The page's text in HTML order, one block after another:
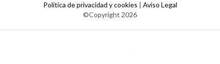
Política de privacidad y cookies | Aviso Legal
©Copyright 2026